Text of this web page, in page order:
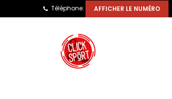
Téléphone: AFFICHER LE NUMÉRO